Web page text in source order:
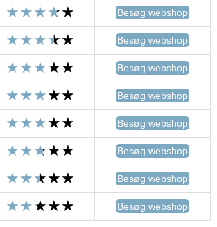
Besøg webshop
Besøg webshop
Besøg webshop
Besøg webshop
Besøg webshop
Besøg webshop
Besøg webshop
Besøg webshop